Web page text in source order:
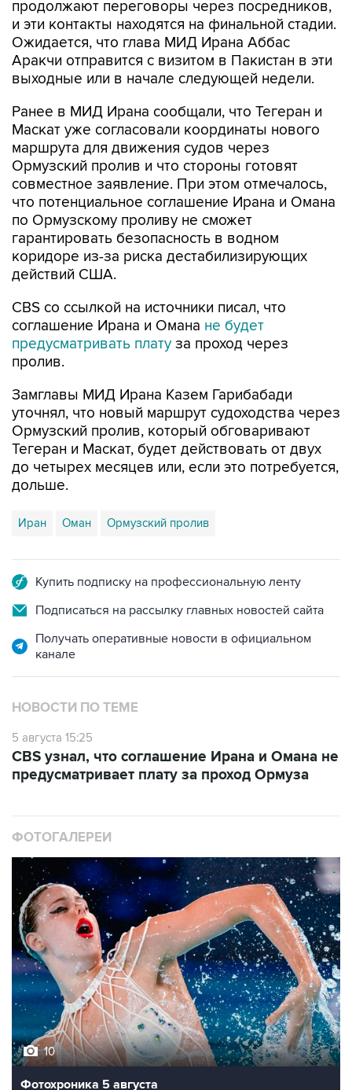
Ожидается, что глава МИД Ирана Аббас
Аракчи отправится с визитом в Пакистан в эти
выходные или в начале следующей недели.
Ранее в МИД Ирана сообщали, что Тегеран и
маршрута для движения судов через
Ормузский пролив и что стороны готовят
совместное заявление. При этом отмечалось,
что потенциальное соглашение Ирана и Омана
по Ормузскому проливу не сможет
гарантировать безопасность в водном
коридоре из-за риска дестабилизирующих
действий США.
CBS со ссылкой на источники писал, что
предусматривать платуза проход через
пролив.
Замглавы МИД Ирана Казем Гарибабади
Ормузский пролив, который обговаривают
Тегеран и Маскат, будет действовать от двух
до четырех месяцев или, если это потребуется,
дольше.
Иран Оман
Подписаться на рассылку главных новостей сайта
Получать оперативные новости в официальном
НОВОСТИ ПО ТЕМЕ
5 августа 15:25
предусматривает плату за проход Ормуза
10
Фотохроника 5 августа